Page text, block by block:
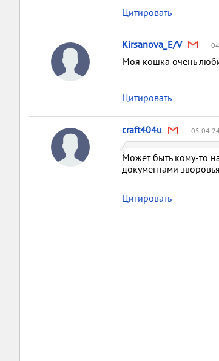
Цитировать
Kirsanova_E/V
Моя кошка очень
Цитировать
craft404u
Может быть кому-то
документами зворовья
Цитировать